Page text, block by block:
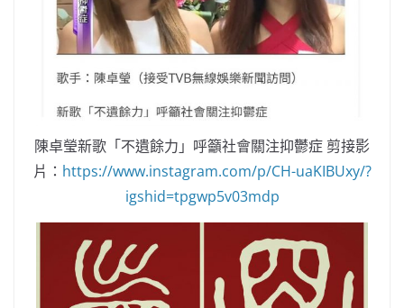
陳卓瑩新歌「不遺餘力」呼籲社會關注抑鬱症 剪接影
片： https://www.instagram.com/p/CH-uaKIBUxy/?
igshid=tpgwp5v03mdp